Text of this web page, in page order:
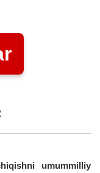
umummilliy